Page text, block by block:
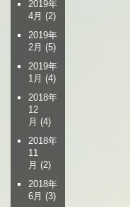
2019年
4月 (2)
2019年
2月 (5)
2019年
1月 (4)
2018年
12
月 (4)
2018年
11
月 (2)
2018年
6月 (3)